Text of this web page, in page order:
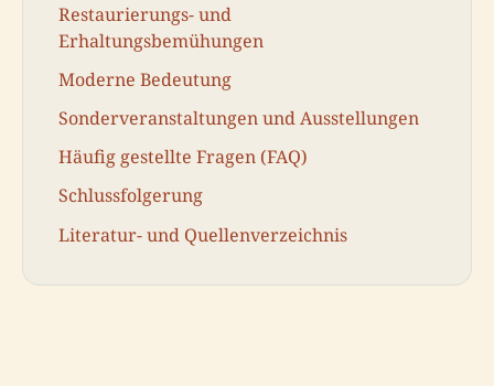
Restaurierungs- und
Erhaltungsbemühungen
Moderne Bedeutung
Sonderveranstaltungen und Ausstellungen
Häufig gestellte Fragen (FAQ)
Schlussfolgerung
Literatur- und Quellenverzeichnis